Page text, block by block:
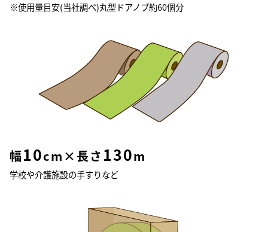
※使用量目安(当社調べ)丸型ドアノブ約60個分
幅10cm×長さ 130m
学校や介護施設の手すりなど